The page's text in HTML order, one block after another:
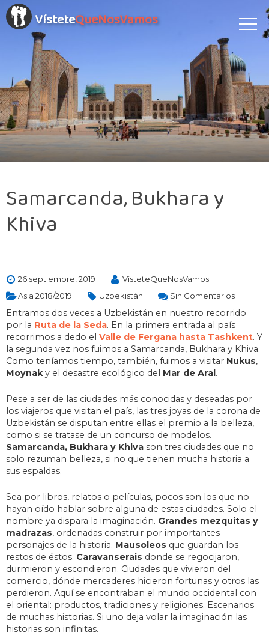
VísteteQueNosVamos
Samarcanda, Bukhara y
Khiva
26 septiembre, 2019
VísteteQueNosVamos
Asia 2018/2019
Uzbekistán Sin Comentarios
Entramos dos veces a Uzbekistán en nuestro recorrido
por la Ruta de la Seda. En la primera entrada al país
recorrimos a dedo el Valle de Fergana hasta Tashkent. Y
la segunda vez nos fuimos a Samarcanda, Bukhara y Khiva.
Como teníamos tiempo, también, fuimos a visitar Nukus,
Moynaky el desastre ecológico del Mar de Aral.
Pese a ser de las ciudades más conocidas y deseadas por
los viajeros que visitan el país, las tres joyas de la corona de
Uzbekistán se disputan entre ellas el premio a la belleza,
como si se tratase de un concurso de modelos.
Samarcanda, Bukhara y Khiva son tres ciudades que no
solo rezuman belleza, si no que tienen mucha historia a
sus espaldas.
Sea por libros, relatos o películas, pocos son los que no
hayan oído hablar sobre alguna de estas ciudades. Solo el
nombre ya dispara la imaginación. Grandes mezquitas y
madrazas, ordenadas construir por importantes
personajes de la historia. Mausoleos que guardan los
restos de éstos. Caravanserais donde se regocijaron,
durmieron y escondieron. Ciudades que vivieron del
comercio, dónde mercaderes hicieron fortunas y otros las
perdieron. Aquí se encontraban el mundo occidental con
el oriental: productos, tradiciones y religiones. Escenarios
de muchas historias. Si uno deja volar la imaginación las
historias son infinitas.